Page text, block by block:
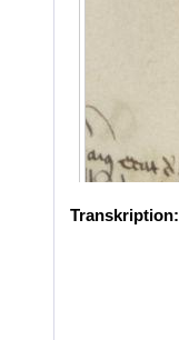
Transkription: